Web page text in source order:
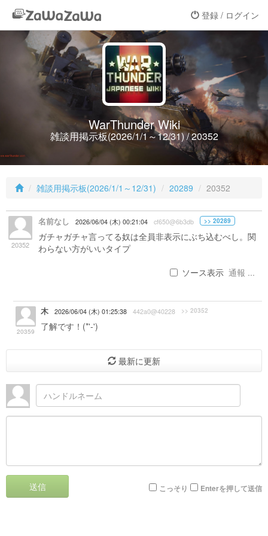
登録 / ログイン
WarThunder Wiki
雑談用掲示板(2026/1/1～12/31) / 20352
雑談用掲示板(2026/1/1～12/31) 20289 20352
20352
名前なし 2026/06/04 (木) 00:21:04 cf650@6b3db >> 20289
ガチャガチャ言ってる奴は全員非表示にぶち込むべし。関
わらない方がいいタイプ
ソース表示 通報 ...
20359
木 2026/06/04 (木) 01:25:38 442a0@40228 >> 20352
了解です！(*'-')ゞ
最新に更新
送信 こっそり Enterを押して送信